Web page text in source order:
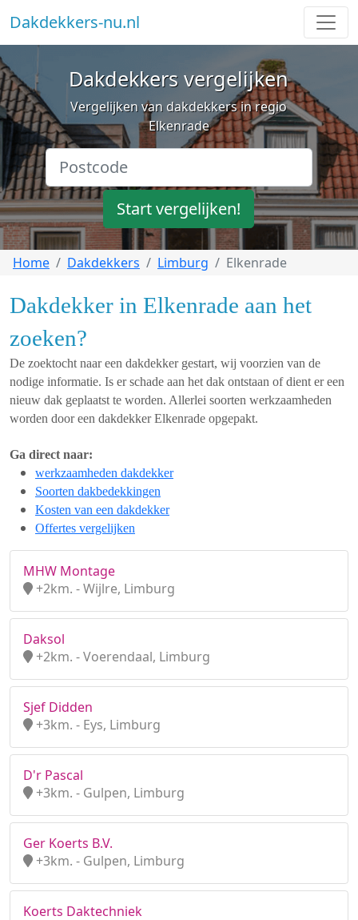
Dakdekkers-nu.nl
Dakdekkers vergelijken
Vergelijken van dakdekkers in regio
Elkenrade
Start vergelijken!
Home Dakdekkers Limburg Elkenrade
Dakdekker in Elkenrade aan het
zoeken?
De zoektocht naar een dakdekker gestart, wij voorzien van de
nodige informatie. Is er schade aan het dak ontstaan of dient er een
nieuw dak geplaatst te worden. Allerlei soorten werkzaamheden
worden door een dakdekker Elkenrade opgepakt.
Ga direct naar:
werkzaamheden dakdekker
Soorten dakbedekkingen
Kosten van een dakdekker
Offertes vergelijken
MHW Montage
+2km. - Wijlre, Limburg
Daksol
+2km. - Voerendaal, Limburg
Sjef Didden
+3km. - Eys, Limburg
D'r Pascal
+3km. - Gulpen, Limburg
Ger Koerts B.V.
+3km. - Gulpen, Limburg
Koerts Daktechniek